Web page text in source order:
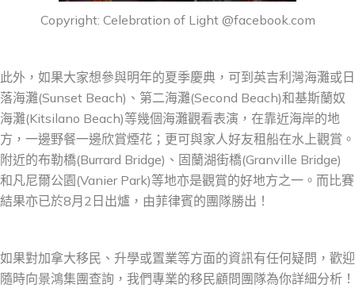
Copyright: Celebration of Light @facebook.com
此外，如果大家想參與明年的夏季慶典，可到英吉利灣海灘或日
落海灘(Sunset Beach)、第二海灘(Second Beach)和基斯蘭奴
海灘(Kitsilano Beach)等幾個海灘觀看表演，在靠近海岸的地
方，一邊野餐一邊欣賞煙花；更可與家人好友租船在水上觀賞。
附近的布勒橋(Burrard Bridge)、固蘭湖街橋(Granville Bridge)
和凡尼爾公園(Vanier Park)等地亦是觀賞的好地方之一。而比賽
結果亦已於8月2日出爐，由菲律賓的團隊勝出！
如果對加拿大移民、升學或置業等方面的資訊有任何疑問，歡迎
隨時向景鴻集團查詢，我們專業的移民顧問團隊為你詳細分析！